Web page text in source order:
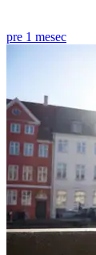
pre 1 mesec